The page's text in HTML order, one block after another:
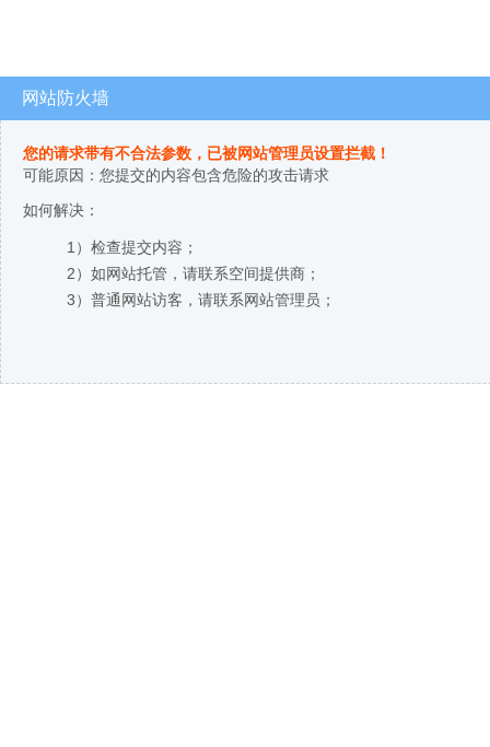
网站防火墙
您的请求带有不合法参数，已被网站管理员设置拦截！
可能原因：您提交的内容包含危险的攻击请求
如何解决：
1）检查提交内容；
2）如网站托管，请联系空间提供商；
3）普通网站访客，请联系网站管理员；